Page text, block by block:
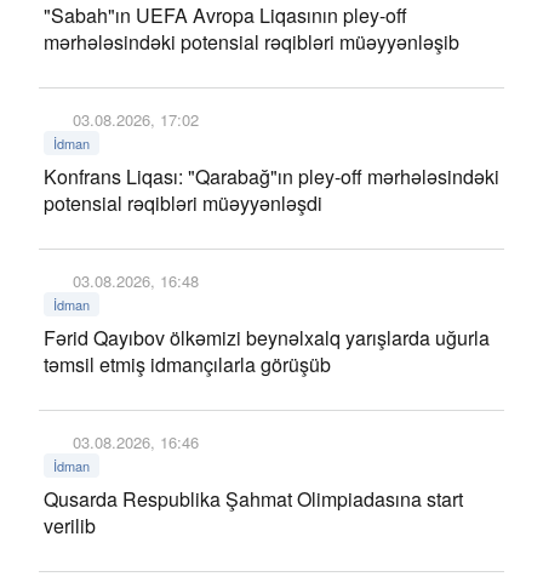
"Sabah"ın UEFA Avropa Liqasının pley-off
mərhələsindəki potensial rəqibləri müəyyənləşib
03.08.2026, 17:02
İdman
Konfrans Liqası: "Qarabağ"ın pley-off mərhələsindəki
potensial rəqibləri müəyyənləşdi
03.08.2026, 16:48
İdman
Fərid Qayıbov ölkəmizi beynəlxalq yarışlarda uğurla
təmsil etmiş idmançılarla görüşüb
03.08.2026, 16:46
İdman
Qusarda Respublika Şahmat Olimpiadasına start
verilib